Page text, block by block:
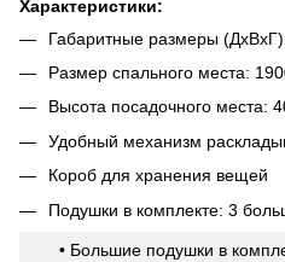
Характеристики:
Габаритные размеры
Размер спального места:
Высота посадочного места:
Удобный механизм
Короб для хранения вещей
Подушки в комплекте: 3
• Большие подушки в